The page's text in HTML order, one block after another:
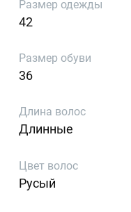
Размер одежды
42
Размер обуви
36
Длина волос
Длинные
Цвет волос
Русый